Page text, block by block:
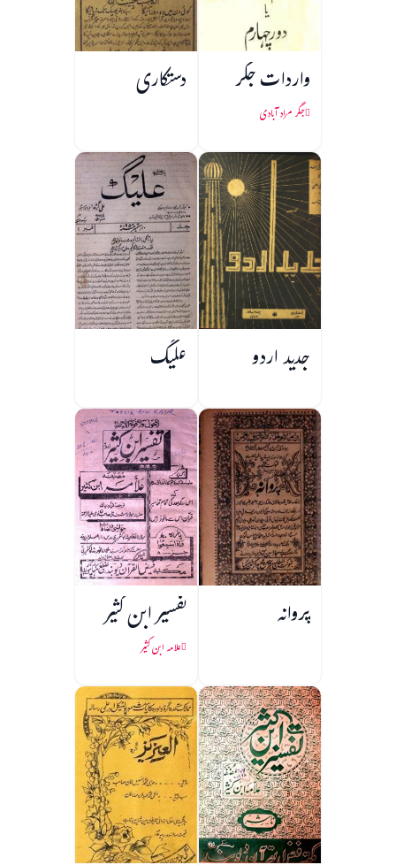
واردات جگر
جگر مراد آبادی
دستکاری
جدید اردو علیگ
پروانہ تفسیر ابن کثیر
علامہ ابن کثیر